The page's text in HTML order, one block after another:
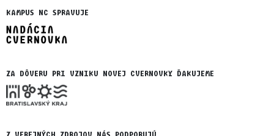
KAMPUS NC SPRAVUJE
ZA DÔVERU PRI VZNIKU NOVEJ CVERNOVKY ĎAKUJEME